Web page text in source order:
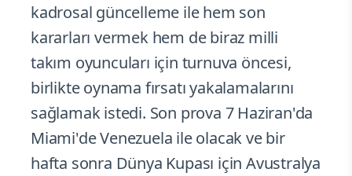
kadrosal güncelleme ile hem son
kararları vermek hem de biraz milli
takım oyuncuları için turnuva öncesi,
birlikte oynama fırsatı yakalamalarını
sağlamak istedi. Son prova 7 Haziran'da
Miami'de Venezuela ile olacak ve bir
hafta sonra Dünya Kupası için Avustralya